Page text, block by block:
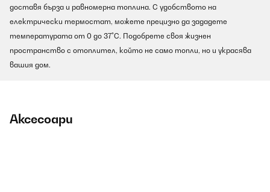
доставя бърза и равномерна топлина. С удобството на
електрически термостат, можете прецизно да зададете
температурата от 0 до 37°C. Подобрете своя жизнен
пространство с отоплител, който не само топли, но и украсява
вашия дом.
Аксесоари